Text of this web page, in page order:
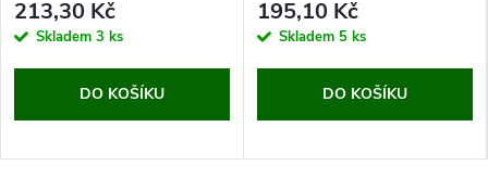
213,30 Kč
Skladem 3 ks
DO KOŠÍKU
195,10 Kč
Skladem 5 ks
DO KOŠÍKU